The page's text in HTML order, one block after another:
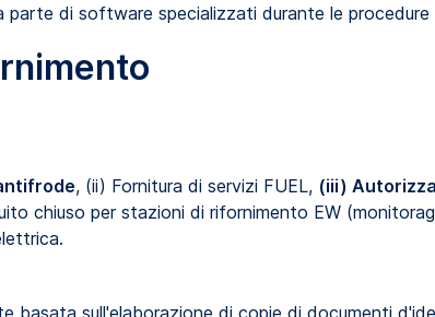
di software specializzati durante le
, (ii) Fornitura di servizi FUEL, (iii)
chiuso per stazioni di rifornimento EW